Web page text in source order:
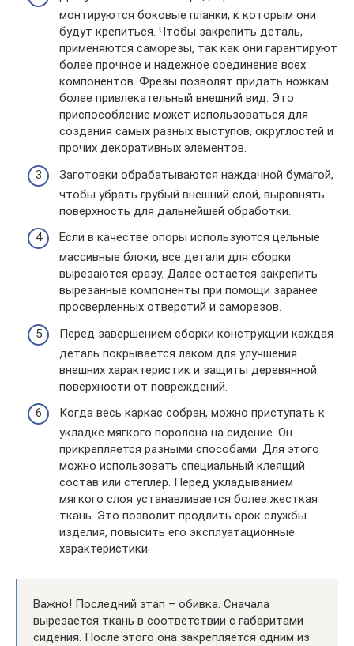
монтируются боковые планки, к которым они
будут крепиться. Чтобы закрепить деталь,
применяются саморезы, так как они гарантируют
более прочное и надежное соединение всех
компонентов. Фрезы позволят придать ножкам
более привлекательный внешний вид. Это
приспособление может использоваться для
создания самых разных выступов, округлостей и
прочих декоративных элементов.
Заготовки обрабатываются наждачной бумагой,
чтобы убрать грубый внешний слой, выровнять
поверхность для дальнейшей обработки.
Если в качестве опоры используются цельные
массивные блоки, все детали для сборки
вырезаются сразу. Далее остается закрепить
вырезанные компоненты при помощи заранее
просверленных отверстий и саморезов.
Перед завершением сборки конструкции каждая
деталь покрывается лаком для улучшения
внешних характеристик и защиты деревянной
поверхности от повреждений.
Когда весь каркас собран, можно приступать к
укладке мягкого поролона на сидение. Он
прикрепляется разными способами. Для этого
можно использовать специальный клеящий
состав или степлер. Перед укладыванием
мягкого слоя устанавливается более жесткая
ткань. Это позволит продлить срок службы
изделия, повысить его эксплуатационные
характеристики.
Важно! Последний этап – обивка. Сначала
вырезается ткань в соответствии с габаритами
сидения. После этого она закрепляется одним из